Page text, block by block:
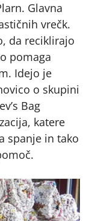
Glavna
vrečk.
da reciklirajo
pomaga
Idejo je
o skupini
Bag
katere
spanje in tako